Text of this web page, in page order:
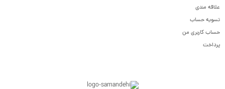
علاقه مندی
تسویه حساب
حساب کاربری من
پرداخت